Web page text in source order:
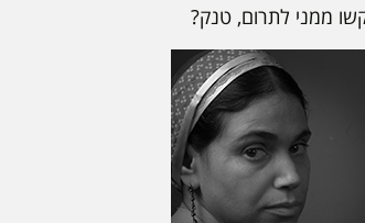
ממני לתרום, טנק?